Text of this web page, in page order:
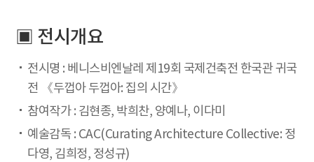
▣ 전시개요
전시명 : 베니스비엔날레 제19회 국제건축전 한국관 귀국
전 《두껍아 두껍아: 집의 시간》
참여작가 : 김현종, 박희찬, 양예나, 이다미
예술감독 : CAC(Curating Architecture Collective: 정
다영, 김희정, 정성규)